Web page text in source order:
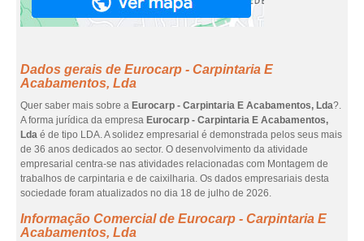
Dados gerais de Eurocarp - Carpintaria E
Acabamentos, Lda
Quer saber mais sobre a Eurocarp - Carpintaria E Acabamentos, Lda?.
A forma jurídica da empresa Eurocarp - Carpintaria E Acabamentos,
Lda é de tipo LDA. A solidez empresarial é demonstrada pelos seus mais
de 36 anos dedicados ao sector. O desenvolvimento da atividade
empresarial centra-se nas atividades relacionadas com Montagem de
trabalhos de carpintaria e de caixilharia. Os dados empresariais desta
sociedade foram atualizados no dia 18 de julho de 2026.
Informação Comercial de Eurocarp - Carpintaria E
Acabamentos, Lda